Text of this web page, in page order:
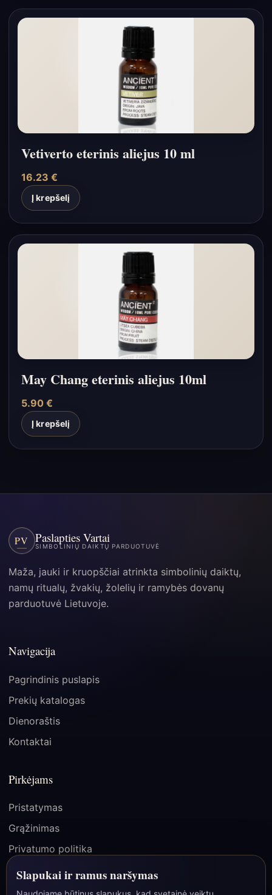
Vetiverto eterinis aliejus 10 ml
16.23 €
Į krepšelį
May Chang eterinis aliejus 10ml
5.90 €
Į krepšelį
PV Paslapties Vartai
SIMBOLINIŲ DAIKTŲ PARDUOTUVĖ
Maža, jauki ir kruopščiai atrinkta simbolinių daiktų,
namų ritualų, žvakių, žolelių ir ramybės dovanų
parduotuvė Lietuvoje.
Navigacija
Pagrindinis puslapis
Prekių katalogas
Dienoraštis
Kontaktai
Pirkėjams
Pristatymas
Grąžinimas
Privatumo politika
Pirkimo taisyklės
Slapukai ir ramus naršymas